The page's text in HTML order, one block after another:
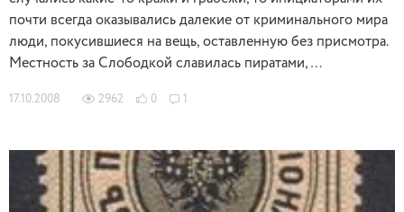
почти всегда оказывались далекие от криминального мира
люди, покусившиеся на вещь, оставленную без присмотра.
Местность за Слободкой славилась пиратами, …
17.10.2008 2962 0